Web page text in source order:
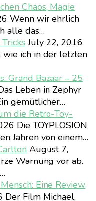
Chaos, Magie
Wenn wir ehrlich
alle das…
July 22, 2016
wie ich in der letzten
Grand Bazaar – 25
Leben in Zephyr
gemütlicher…
die Retro-Toy-
Die TOYPLOSION
Jahren von einem…
August 7,
Warnung vor ab.
Eine Review
Der Film Michael,